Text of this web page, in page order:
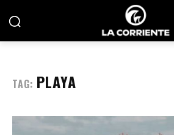
TAG: PLAYA